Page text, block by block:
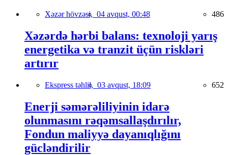
Xəzər hövzəsi, 04 avqust, 00:48 486
Xəzərdə hərbi balans: texnoloji yarış
energetika və tranzit üçün riskləri
artırır
Ekspress təhlil, 03 avqust, 18:09 652
Enerji səmərəliliyinin idarə
olunmasını rəqəmsallaşdırılır,
Fondun maliyyə dayanıqlığını
gücləndirilir